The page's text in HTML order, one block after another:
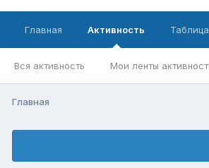
Главная Активность
Вся активность Мои ленты
Главная